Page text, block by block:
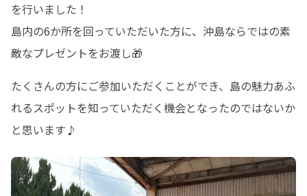
を行いました！
島内の6か所を回っていただいた方に、沖島ならではの素
敵なプレゼントをお渡し🎁
たくさんの方にご参加いただくことができ、島の魅力あふ
れるスポットを知っていただく機会となったのではないか
と思います♪